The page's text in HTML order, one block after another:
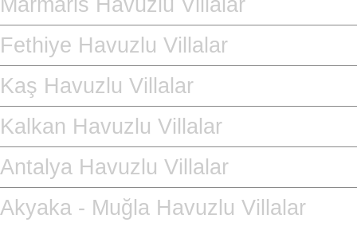
Marmaris Havuzlu Villalar
Fethiye Havuzlu Villalar
Kaş Havuzlu Villalar
Kalkan Havuzlu Villalar
Antalya Havuzlu Villalar
Akyaka - Muğla Havuzlu Villalar